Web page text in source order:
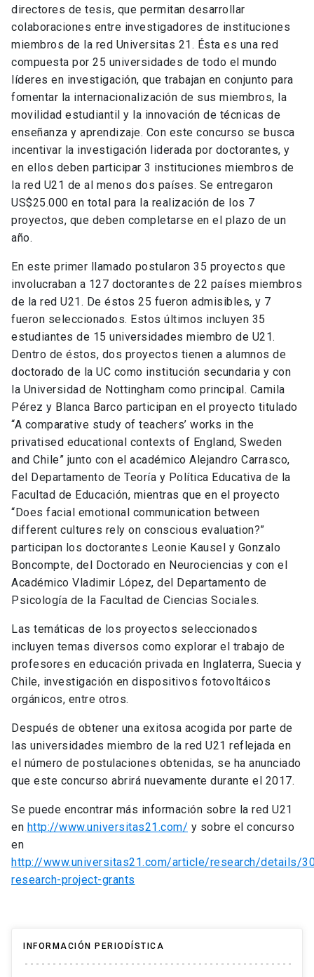
directores de tesis, que permitan desarrollar
colaboraciones entre investigadores de instituciones
miembros de la red Universitas 21. Ésta es una red
compuesta por 25 universidades de todo el mundo
líderes en investigación, que trabajan en conjunto para
fomentar la internacionalización de sus miembros, la
movilidad estudiantil y la innovación de técnicas de
enseñanza y aprendizaje. Con este concurso se busca
incentivar la investigación liderada por doctorantes, y
en ellos deben participar 3 instituciones miembros de
la red U21 de al menos dos países. Se entregaron
US$25.000 en total para la realización de los 7
proyectos, que deben completarse en el plazo de un
año.
En este primer llamado postularon 35 proyectos que
involucraban a 127 doctorantes de 22 países miembros
de la red U21. De éstos 25 fueron admisibles, y 7
fueron seleccionados. Estos últimos incluyen 35
estudiantes de 15 universidades miembro de U21.
Dentro de éstos, dos proyectos tienen a alumnos de
doctorado de la UC como institución secundaria y con
la Universidad de Nottingham como principal. Camila
Pérez y Blanca Barco participan en el proyecto titulado
“A comparative study of teachers’ works in the
privatised educational contexts of England, Sweden
and Chile” junto con el académico Alejandro Carrasco,
del Departamento de Teoría y Política Educativa de la
Facultad de Educación, mientras que en el proyecto
“Does facial emotional communication between
different cultures rely on conscious evaluation?”
participan los doctorantes Leonie Kausel y Gonzalo
Boncompte, del Doctorado en Neurociencias y con el
Académico Vladimir López, del Departamento de
Psicología de la Facultad de Ciencias Sociales.
Las temáticas de los proyectos seleccionados
incluyen temas diversos como explorar el trabajo de
profesores en educación privada en Inglaterra, Suecia y
Chile, investigación en dispositivos fotovoltáicos
orgánicos, entre otros.
Después de obtener una exitosa acogida por parte de
las universidades miembro de la red U21 reflejada en
el número de postulaciones obtenidas, se ha anunciado
que este concurso abrirá nuevamente durante el 2017.
Se puede encontrar más información sobre la red U21
en http://www.universitas21.com/ y sobre el concurso
en
http://www.universitas21.com/article/research/details/
research-project-grants
INFORMACIÓN PERIODÍSTICA